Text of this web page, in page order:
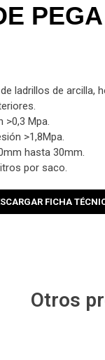
PEGA
ladrillos de arcilla,
>0,3 Mpa.
>1,8Mpa.
hasta 30mm.
por saco.
FICHA
Otros